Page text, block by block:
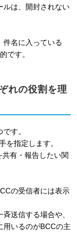
や段落分
を添えて
くある質問
時間帯はあ
いの時間
しい使い
ルは、開封されない
件名に入っている
です。
れの役割を理
す。
を指定します。
有・報告したい関
の受信者には表示
送信する場合や、
用いるのがBCCの主